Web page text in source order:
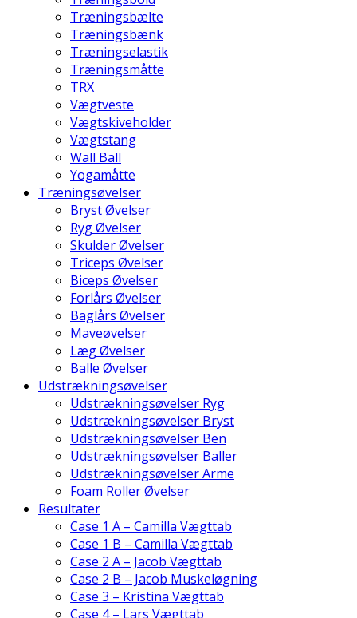
Træningsbælte
Træningsbænk
Træningselastik
Træningsmåtte
TRX
Vægtveste
Vægtskiveholder
Vægtstang
Wall Ball
Yogamåtte
Træningsøvelser
Bryst Øvelser
Ryg Øvelser
Skulder Øvelser
Triceps Øvelser
Biceps Øvelser
Forlårs Øvelser
Baglårs Øvelser
Maveøvelser
Læg Øvelser
Balle Øvelser
Udstrækningsøvelser
Udstrækningsøvelser Ryg
Udstrækningsøvelser Bryst
Udstrækningsøvelser Ben
Udstrækningsøvelser Baller
Udstrækningsøvelser Arme
Foam Roller Øvelser
Resultater
Case 1 A – Camilla Vægttab
Case 1 B – Camilla Vægttab
Case 2 A – Jacob Vægttab
Case 2 B – Jacob Muskeløgning
Case 3 – Kristina Vægttab
Case 4 – Lars Vægttab